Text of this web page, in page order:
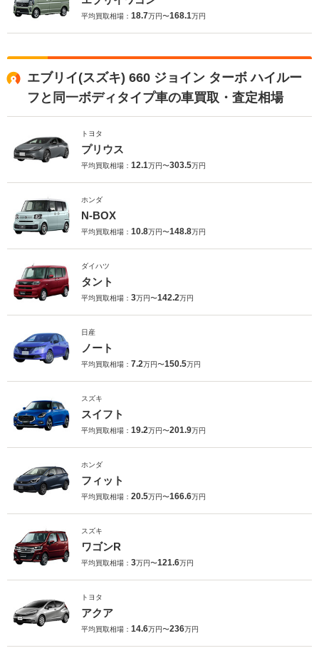
平均買取相場： 18.7万円〜168.1万円
エブリイ(スズキ) 660 ジョイン ターボ ハイルー
フと同一ボディタイプ車の車買取・査定相場
トヨタ
プリウス
平均買取相場： 12.1万円〜303.5万円
ホンダ
N-BOX
平均買取相場： 10.8万円〜148.8万円
ダイハツ
タント
平均買取相場： 3万円〜142.2万円
日産
ノート
平均買取相場： 7.2万円〜150.5万円
スズキ
スイフト
平均買取相場： 19.2万円〜201.9万円
ホンダ
フィット
平均買取相場： 20.5万円〜166.6万円
スズキ
ワゴンR
平均買取相場： 3万円〜121.6万円
トヨタ
アクア
平均買取相場： 14.6万円〜236万円